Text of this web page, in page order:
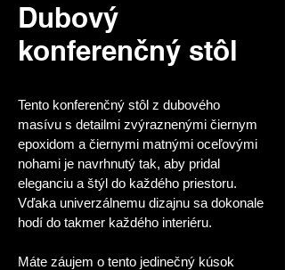
Dubový
konferenčný stôl
Tento konferenčný stôl z dubového
masívu s detailmi zvýraznenými čiernym
epoxidom a čiernymi matnými oceľovými
nohami je navrhnutý tak, aby pridal
eleganciu a štýl do každého priestoru.
Vďaka univerzálnemu dizajnu sa dokonale
hodí do takmer každého interiéru.
Máte záujem o tento jedinečný kúsok